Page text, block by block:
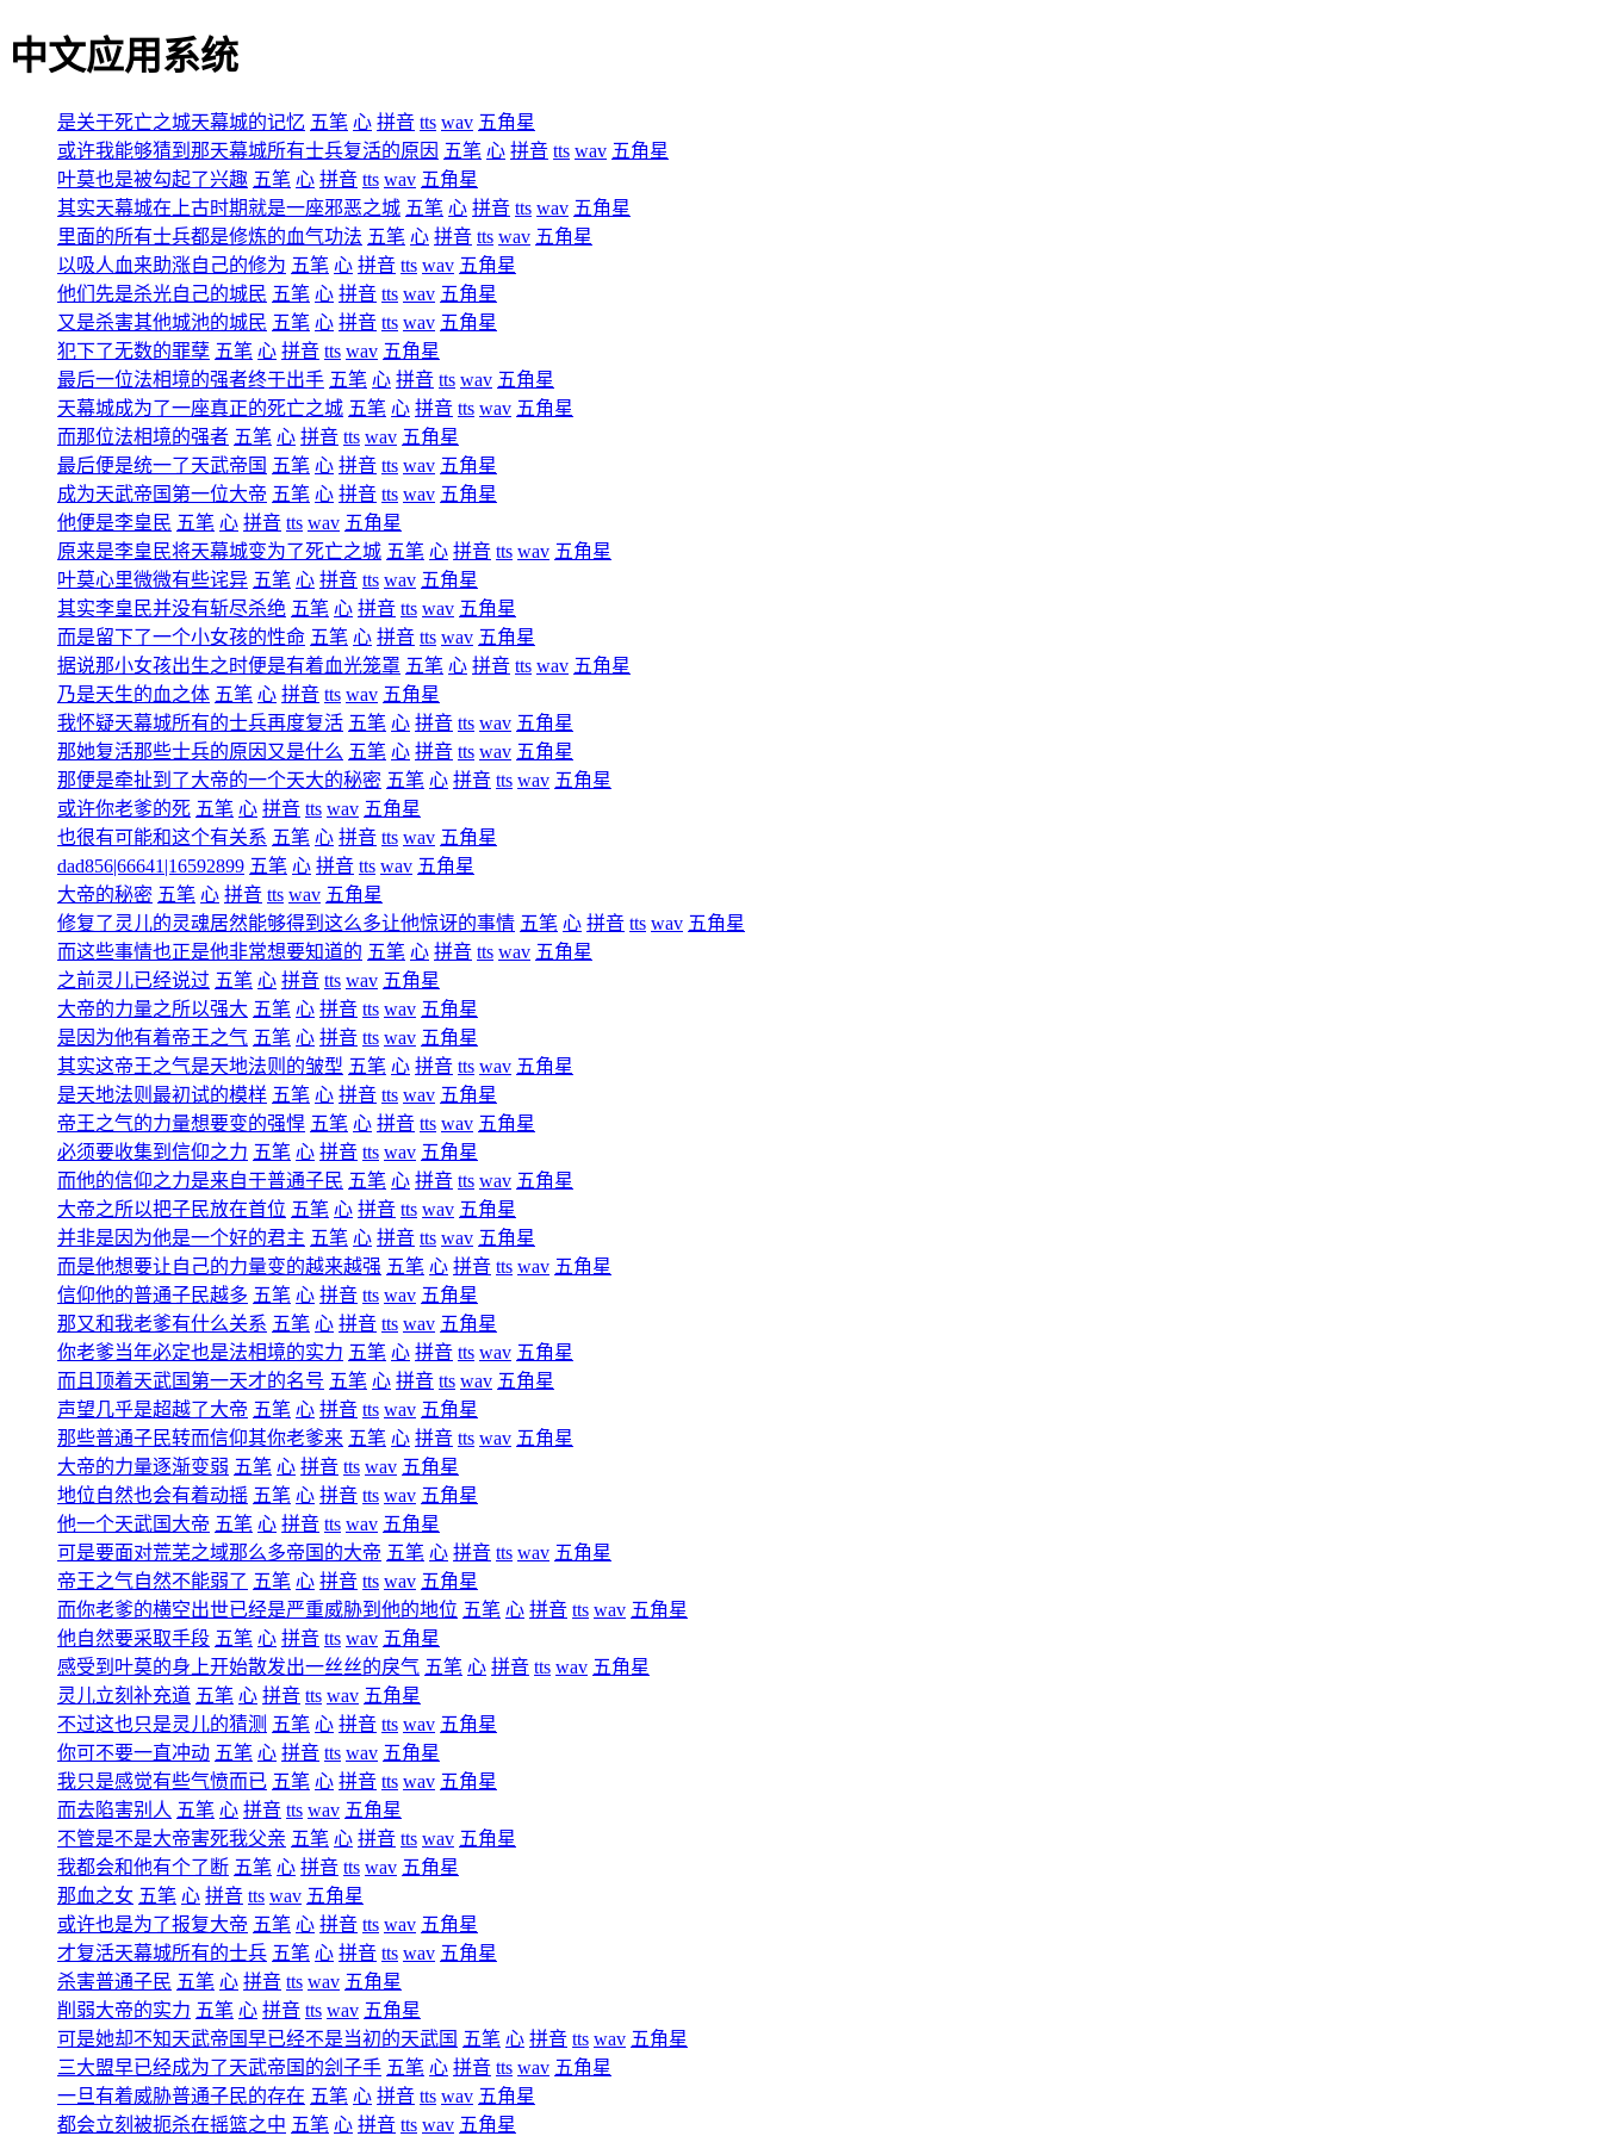
中文应用系统
是关于死亡之城天幕城的记忆 五笔 心 拼音 tts wav 五角星
或许我能够猜到那天幕城所有士兵复活的原因 五笔 心 拼音 tts wav 五角星
叶莫也是被勾起了兴趣 五笔 心 拼音 tts wav 五角星
其实天幕城在上古时期就是一座邪恶之城 五笔 心 拼音 tts wav 五角星
里面的所有士兵都是修炼的血气功法 五笔 心 拼音 tts wav 五角星
以吸人血来助涨自己的修为 五笔 心 拼音 tts wav 五角星
他们先是杀光自己的城民 五笔 心 拼音 tts wav 五角星
又是杀害其他城池的城民 五笔 心 拼音 tts wav 五角星
犯下了无数的罪孽 五笔 心 拼音 tts wav 五角星
最后一位法相境的强者终于出手 五笔 心 拼音 tts wav 五角星
天幕城成为了一座真正的死亡之城 五笔 心 拼音 tts wav 五角星
而那位法相境的强者 五笔 心 拼音 tts wav 五角星
最后便是统一了天武帝国 五笔 心 拼音 tts wav 五角星
成为天武帝国第一位大帝 五笔 心 拼音 tts wav 五角星
他便是李皇民 五笔 心 拼音 tts wav 五角星
原来是李皇民将天幕城变为了死亡之城 五笔 心 拼音 tts wav 五角星
叶莫心里微微有些诧异 五笔 心 拼音 tts wav 五角星
其实李皇民并没有斩尽杀绝 五笔 心 拼音 tts wav 五角星
而是留下了一个小女孩的性命 五笔 心 拼音 tts wav 五角星
据说那小女孩出生之时便是有着血光笼罩 五笔 心 拼音 tts wav 五角星
乃是天生的血之体 五笔 心 拼音 tts wav 五角星
我怀疑天幕城所有的士兵再度复活 五笔 心 拼音 tts wav 五角星
那她复活那些士兵的原因又是什么 五笔 心 拼音 tts wav 五角星
那便是牵扯到了大帝的一个天大的秘密 五笔 心 拼音 tts wav 五角星
或许你老爹的死 五笔 心 拼音 tts wav 五角星
也很有可能和这个有关系 五笔 心 拼音 tts wav 五角星
dad856|66641|16592899 五笔 心 拼音 tts wav 五角星
大帝的秘密 五笔 心 拼音 tts wav 五角星
修复了灵儿的灵魂居然能够得到这么多让他惊讶的事情 五笔 心 拼音 tts wav 五角星
而这些事情也正是他非常想要知道的 五笔 心 拼音 tts wav 五角星
之前灵儿已经说过 五笔 心 拼音 tts wav 五角星
大帝的力量之所以强大 五笔 心 拼音 tts wav 五角星
是因为他有着帝王之气 五笔 心 拼音 tts wav 五角星
其实这帝王之气是天地法则的皱型 五笔 心 拼音 tts wav 五角星
是天地法则最初试的模样 五笔 心 拼音 tts wav 五角星
帝王之气的力量想要变的强悍 五笔 心 拼音 tts wav 五角星
必须要收集到信仰之力 五笔 心 拼音 tts wav 五角星
而他的信仰之力是来自于普通子民 五笔 心 拼音 tts wav 五角星
大帝之所以把子民放在首位 五笔 心 拼音 tts wav 五角星
并非是因为他是一个好的君主 五笔 心 拼音 tts wav 五角星
而是他想要让自己的力量变的越来越强 五笔 心 拼音 tts wav 五角星
信仰他的普通子民越多 五笔 心 拼音 tts wav 五角星
那又和我老爹有什么关系 五笔 心 拼音 tts wav 五角星
你老爹当年必定也是法相境的实力 五笔 心 拼音 tts wav 五角星
而且顶着天武国第一天才的名号 五笔 心 拼音 tts wav 五角星
声望几乎是超越了大帝 五笔 心 拼音 tts wav 五角星
那些普通子民转而信仰其你老爹来 五笔 心 拼音 tts wav 五角星
大帝的力量逐渐变弱 五笔 心 拼音 tts wav 五角星
地位自然也会有着动摇 五笔 心 拼音 tts wav 五角星
他一个天武国大帝 五笔 心 拼音 tts wav 五角星
可是要面对荒芜之域那么多帝国的大帝 五笔 心 拼音 tts wav 五角星
帝王之气自然不能弱了 五笔 心 拼音 tts wav 五角星
而你老爹的横空出世已经是严重威胁到他的地位 五笔 心 拼音 tts wav 五角星
他自然要采取手段 五笔 心 拼音 tts wav 五角星
感受到叶莫的身上开始散发出一丝丝的戾气 五笔 心 拼音 tts wav 五角星
灵儿立刻补充道 五笔 心 拼音 tts wav 五角星
不过这也只是灵儿的猜测 五笔 心 拼音 tts wav 五角星
你可不要一直冲动 五笔 心 拼音 tts wav 五角星
我只是感觉有些气愤而已 五笔 心 拼音 tts wav 五角星
而去陷害别人 五笔 心 拼音 tts wav 五角星
不管是不是大帝害死我父亲 五笔 心 拼音 tts wav 五角星
我都会和他有个了断 五笔 心 拼音 tts wav 五角星
那血之女 五笔 心 拼音 tts wav 五角星
或许也是为了报复大帝 五笔 心 拼音 tts wav 五角星
才复活天幕城所有的士兵 五笔 心 拼音 tts wav 五角星
杀害普通子民 五笔 心 拼音 tts wav 五角星
削弱大帝的实力 五笔 心 拼音 tts wav 五角星
可是她却不知天武帝国早已经不是当初的天武国 五笔 心 拼音 tts wav 五角星
三大盟早已经成为了天武帝国的刽子手 五笔 心 拼音 tts wav 五角星
一旦有着威胁普通子民的存在 五笔 心 拼音 tts wav 五角星
都会立刻被扼杀在摇篮之中 五笔 心 拼音 tts wav 五角星